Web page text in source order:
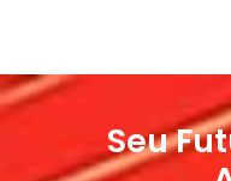
Seu